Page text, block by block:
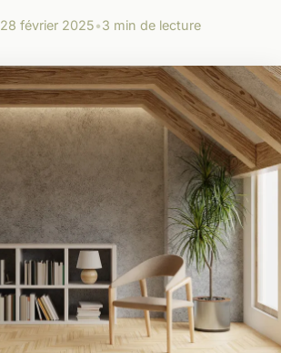
28 février 2025•3 min de lecture